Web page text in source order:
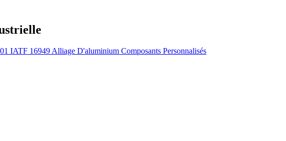
IATF 16949Alliage D'aluminium Composants Personnalisés